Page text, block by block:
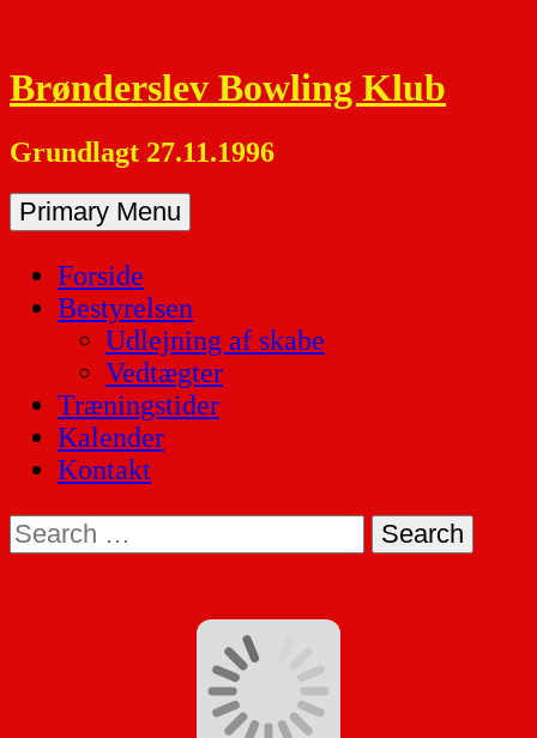
content
Brønderslev Bowling Klub
Grundlagt 27.11.1996
Primary Menu
Forside
Bestyrelsen
Udlejning af skabe
Vedtægter
Træningstider
Kalender
Kontakt
Search
for: